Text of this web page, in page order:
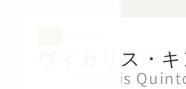
ヴィカリス・
Vicaris